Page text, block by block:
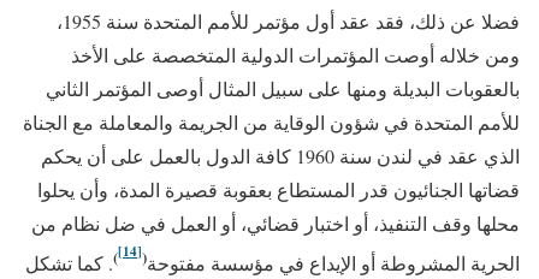
فضلا عن ذلك، فقد عقد أول مؤتمر للأمم المتحدة سنة 1955،
ومن خلاله أوصت المؤتمرات الدولية المتخصصة على الأخذ
بالعقوبات البديلة ومنها على سبيل المثال أوصى المؤتمر الثاني
للأمم المتحدة في شؤون الوقاية من الجريمة والمعاملة مع الجناة
الذي عقد في لندن سنة 1960 كافة الدول بالعمل على أن يحكم
قضاتها الجنائيون قدر المستطاع بعقوبة قصيرة المدة، وأن يحلوا
محلها وقف التنفيذ، أو اختبار قضائي، أو العمل في ضل نظام من
الحرية المشروطة أو الإيداع في مؤسسة مفتوحة(
[14]
). كما تشكل